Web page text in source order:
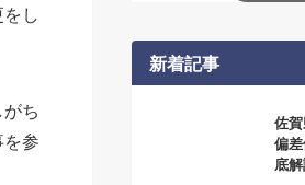
し
ち
参
新着記事
佐
偏
底解